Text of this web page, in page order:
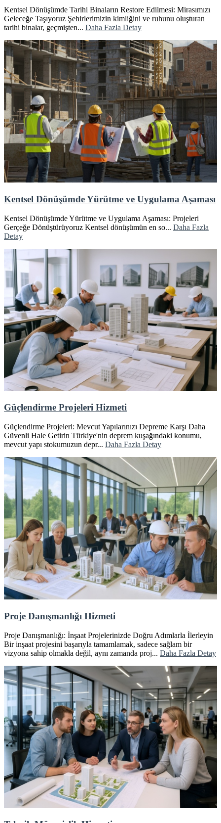
Kentsel Dönüşümde Tarihi Binaların Restore Edilmesi: Mirasımızı
Geleceğe Taşıyoruz Şehirlerimizin kimliğini ve ruhunu oluşturan
tarihi binalar, geçmişten... Daha Fazla Detay
Kentsel Dönüşümde Yürütme ve Uygulama Aşaması
Kentsel Dönüşümde Yürütme ve Uygulama Aşaması: Projeleri
Gerçeğe Dönüştürüyoruz Kentsel dönüşümün en so... Daha Fazla
Detay
Güçlendirme Projeleri Hizmeti
Güçlendirme Projeleri: Mevcut Yapılarınızı Depreme Karşı Daha
Güvenli Hale Getirin Türkiye'nin deprem kuşağındaki konumu,
mevcut yapı stokumuzun depr... Daha Fazla Detay
Proje Danışmanlığı Hizmeti
Proje Danışmanlığı: İnşaat Projelerinizde Doğru Adımlarla İlerleyin
Bir inşaat projesini başarıyla tamamlamak, sadece sağlam bir
vizyona sahip olmakla değil, aynı zamanda proj... Daha Fazla Detay